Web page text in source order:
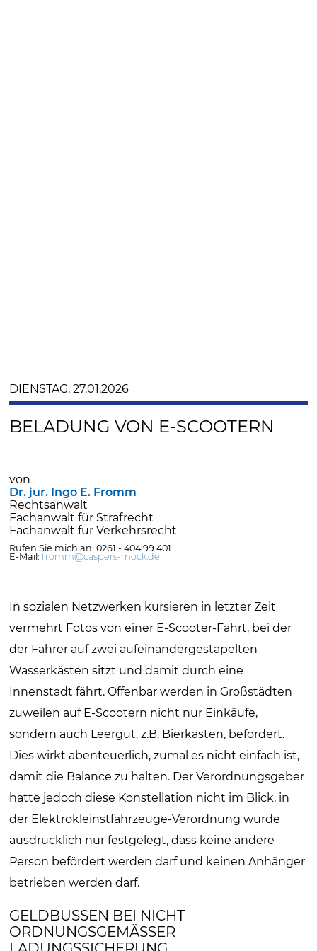
DIENSTAG, 27.01.2026
BELADUNG VON E-SCOOTERN
von
Dr. jur. Ingo E. Fromm
Rechtsanwalt
Fachanwalt für Strafrecht
Fachanwalt für Verkehrsrecht
Rufen Sie mich an: 0261 - 404 99 401
E-Mail:fromm@caspers-mock.de
In sozialen Netzwerken kursieren in letzter Zeit
vermehrt Fotos von einer E-Scooter-Fahrt, bei der
der Fahrer auf zwei aufeinandergestapelten
Wasserkästen sitzt und damit durch eine
Innenstadt fährt. Offenbar werden in Großstädten
zuweilen auf E-Scootern nicht nur Einkäufe,
sondern auch Leergut, z.B. Bierkästen, befördert.
Dies wirkt abenteuerlich, zumal es nicht einfach ist,
damit die Balance zu halten. Der Verordnungsgeber
hatte jedoch diese Konstellation nicht im Blick, in
der Elektrokleinstfahrzeuge-Verordnung wurde
ausdrücklich nur festgelegt, dass keine andere
Person befördert werden darf und keinen Anhänger
betrieben werden darf.
GELDBUSSEN BEI NICHT O
RDNUNGSGEMÄSSER LA